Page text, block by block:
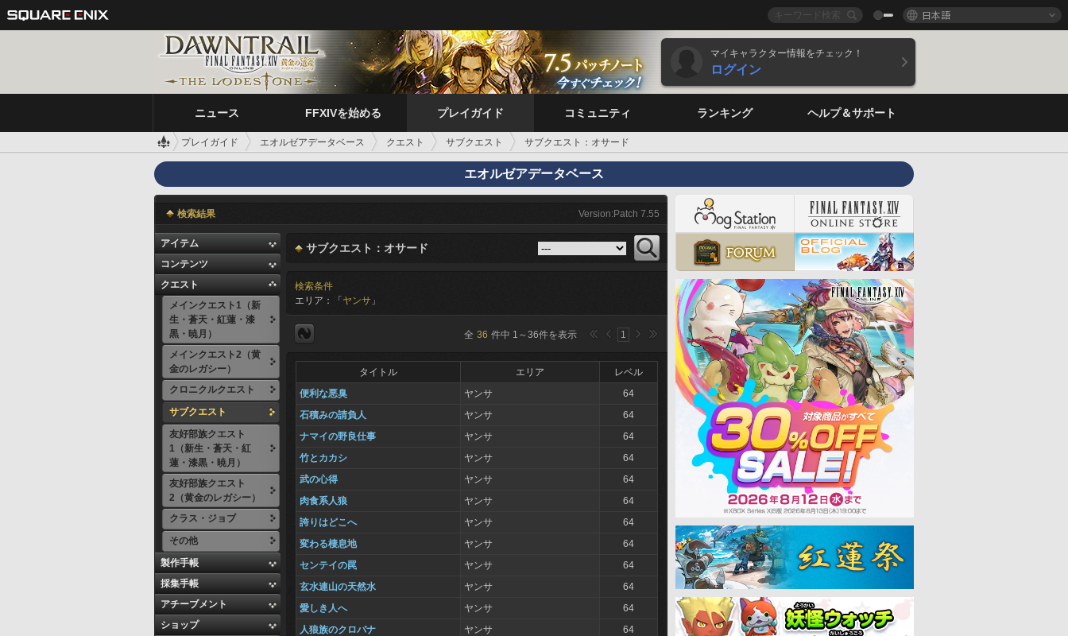
日本語
マイキャラクター情報をチェック！
ログイン
ニュース FFXIVを始める プレイガイド コミュニティ ランキング ヘルプ＆サポート
プレイガイド エオルゼアデータベース クエスト サブクエスト サブクエスト：オサード
エオルゼアデータベース
検索結果 Version:Patch 7.55
アイテム
コンテンツ
クエスト
メインクエスト1（新
生・蒼天・紅蓮・漆
黒・暁月）
メインクエスト2（黄
金のレガシー）
クロニクルクエスト
サブクエスト
友好部族クエスト
1（新生・蒼天・紅
蓮・漆黒・暁月）
友好部族クエスト
2（黄金のレガシー）
クラス・ジョブ
その他
製作手帳
採集手帳
アチーブメント
ショップ
サブクエスト：オサード
検索条件
エリア：「 ヤンサ 」
全 36 件中 1 ～36件を表示 1
タイトル エリア
レベル
便利な悪臭
ヤンサ
64
石積みの請負人
ヤンサ
64
ナマイの野良仕事
ヤンサ
64
竹とカカシ
ヤンサ
64
武の心得
ヤンサ
64
肉食系人狼
ヤンサ
64
誇りはどこへ
ヤンサ
64
変わる棲息地
ヤンサ
64
センテイの罠
ヤンサ
64
玄水連山の天然水
ヤンサ
64
愛しき人へ
ヤンサ
64
人狼族のクロバナ
ヤンサ
64